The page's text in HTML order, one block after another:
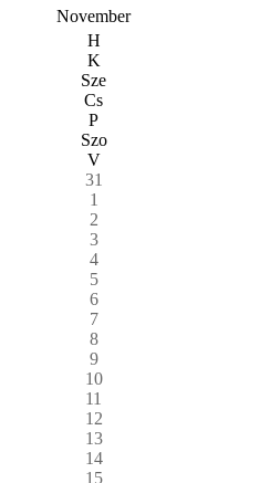
November
H
K
Sze
Cs
P
Szo
V
31
1
2
3
4
5
6
7
8
9
10
11
12
13
14
15